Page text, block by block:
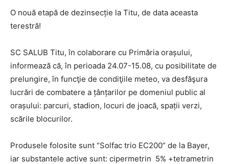
O nouă etapă de dezinsecție la Titu, de data aceasta
terestră!
SC SALUB Titu, în colaborare cu Primăria orașului,
informează că, în perioada 24.07-15.08, cu posibilitate de
prelungire, în funcţie de condiţiile meteo, va desfăşura
lucrări de combatere a țânțarilor pe domeniul public al
orașului: parcuri, stadion, locuri de joacă, spații verzi,
scările blocurilor.
Produsele folosite sunt “Solfac trio EC200” de la Bayer,
iar substantele active sunt: cipermetrin 5% +tetrametrin